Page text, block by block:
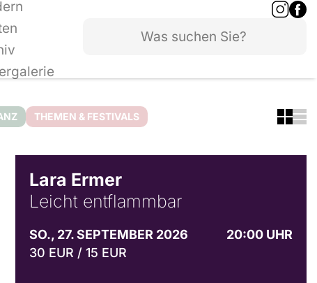
THEMEN & FESTIVALS
Lara Ermer
Leicht entflammbar
SO., 27. SEPTEMBER 2026
20:00 UHR
30 EUR / 15 EUR